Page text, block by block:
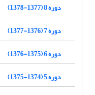
دوره 8 (1377-1378)
دوره 7 (1376-1377)
دوره 6 (1375-1376)
دوره 5 (1374-1375)